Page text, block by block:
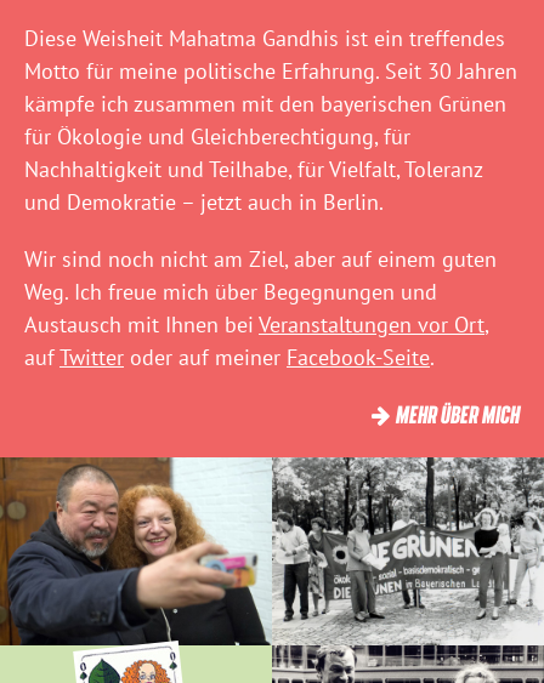
Diese Weisheit Mahatma Gandhis ist ein treffendes
Motto für meine politische Erfahrung. Seit 30 Jahren
kämpfe ich zusammen mit den bayerischen Grünen
für Ökologie und Gleichberechtigung, für
Nachhaltigkeit und Teilhabe, für Vielfalt, Toleranz
und Demokratie – jetzt auch in Berlin.
Wir sind noch nicht am Ziel, aber auf einem guten
Weg. Ich freue mich über Begegnungen und
Austausch mit Ihnen bei Veranstaltungen vor Ort,
aufTwitter oder auf meiner Facebook-Seite.
MEHR ÜBER MICH